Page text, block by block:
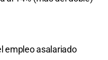
empleo asalariado